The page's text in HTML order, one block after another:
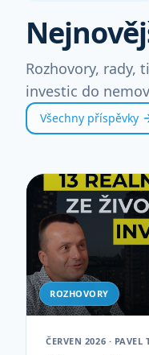
Rozhovory, rady,
investic do
Všechny příspěvky
ROZHOVORY
ČERVEN 2026 · PAVEL